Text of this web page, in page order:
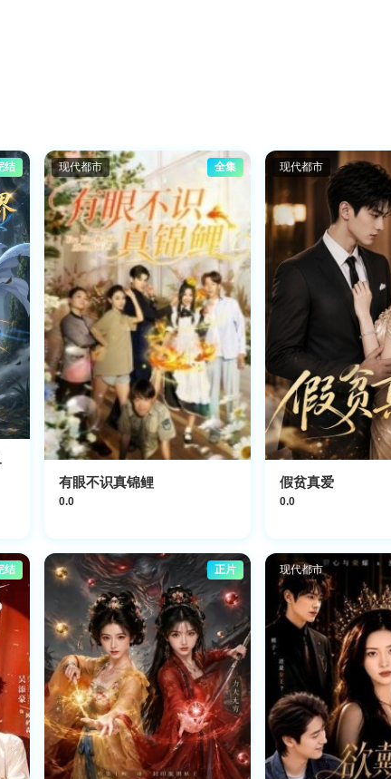
结 现代都市 全集
有眼不识真锦鲤
0.0
现代都市
假贫真爱
0.0
结 正片 现代都市